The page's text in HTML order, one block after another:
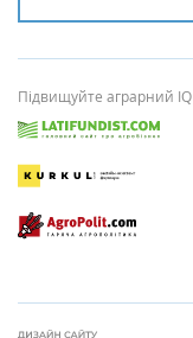
Підвищуйте аграрний IQ